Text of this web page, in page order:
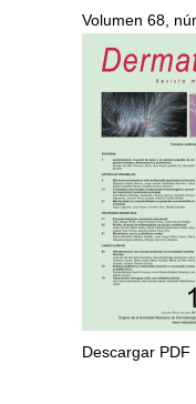
Volumen 68,
Descargar PDF